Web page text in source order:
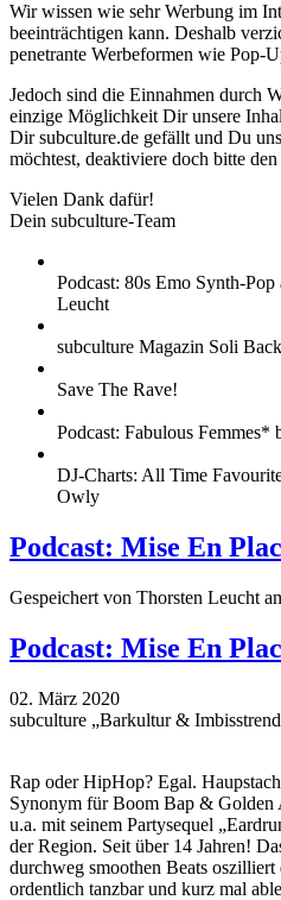
Wir wissen wie sehr Werbung im
beeinträchtigen kann. Deshalb
penetrante Werbeformen wie Pop-
Jedoch sind die Einnahmen durch
einzige Möglichkeit Dir unsere
Dir subculture.de gefällt und Du
möchtest, deaktiviere doch bitte
Vielen Dank dafür!
Dein subculture-Team
Podcast: 80s Emo Synth-
Leucht
subculture Magazin Soli
Save The Rave!
Podcast: Fabulous
DJ-Charts: All Time
Owly
Podcast: Mise En
Gespeichert von Thorsten Leucht
Podcast: Mise En
02. März 2020
subculture „Barkultur &
Rap oder HipHop? Egal.
Synonym für Boom Bap & Golden
u.a. mit seinem Partysequel
der Region. Seit über 14 Jahren!
durchweg smoothen Beats
ordentlich tanzbar und kurz mal